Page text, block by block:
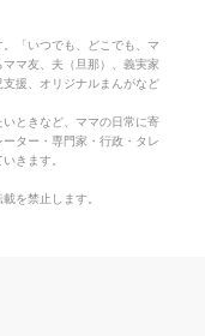
「いつでも、どこでも、マ
マ友、夫（旦那）、義実家
支援、オリジナルまんがなど
ときなど、ママの日常に寄
ター・専門家・行政・タレ
きます。
を禁止します。